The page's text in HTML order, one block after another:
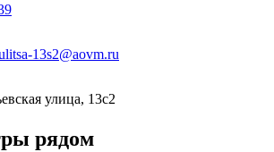
13s2@aovm.ru
улица, 13с2
рядом